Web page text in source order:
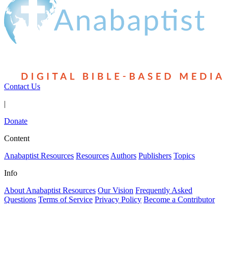
Contact Us
|
Donate
Content
Anabaptist Resources Resources Authors Publishers Topics
Info
About Anabaptist Resources Our Vision Frequently Asked
Questions Terms of Service Privacy Policy Become a Contributor